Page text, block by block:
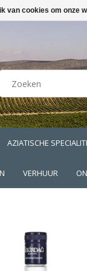
AZIATISCHE
VERHUUR
van cookies om onze